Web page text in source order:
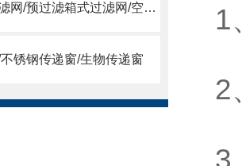
中效箱式过滤网/预过滤箱式过滤网/空调箱中效过滤网
锈钢传递窗/生物传递窗
1
2
3